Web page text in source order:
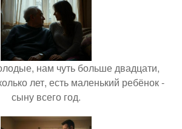
нам чуть больше двадцати,
лет, есть маленький ребёнок -
сыну всего год.